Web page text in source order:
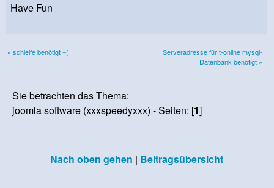
Have Fun
« schleife benötigt =(
Serveradresse für t-online mysql-
Datenbank benötigt »
Sie betrachten das Thema:
joomla software (xxxspeedyxxx) - Seiten: [1]
Nach oben gehen | Beitragsübersicht